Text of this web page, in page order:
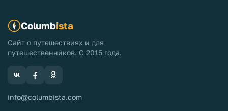
Columbista
Сайт о путешествиях и для
путешественников. С 2015 года.
info@columbista.com